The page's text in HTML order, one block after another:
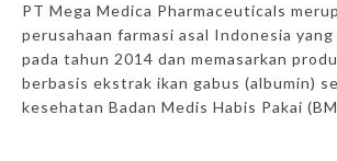
PT Mega Medica Pharmaceuticals
perusahaan farmasi asal Indonesia
pada tahun 2014 dan memasarkan
berbasis ekstrak ikan gabus (albumin)
kesehatan Badan Medis Habis Pakai